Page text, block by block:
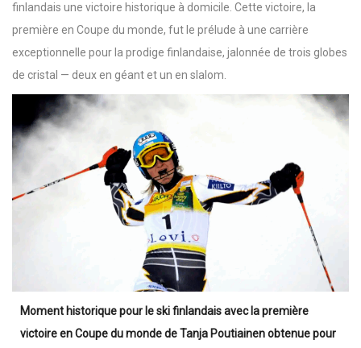
finlandais une victoire historique à domicile. Cette victoire, la
première en Coupe du monde, fut le prélude à une carrière
exceptionnelle pour la prodige finlandaise, jalonnée de trois globes
de cristal — deux en géant et un en slalom.
Moment historique pour le ski finlandais avec la première
victoire en Coupe du monde de Tanja Poutiainen obtenue pour